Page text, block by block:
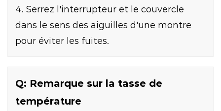
4. Serrez l'interrupteur et le couvercle
dans le sens des aiguilles d'une montre
pour éviter les fuites.
Q: Remarque sur la tasse de
température